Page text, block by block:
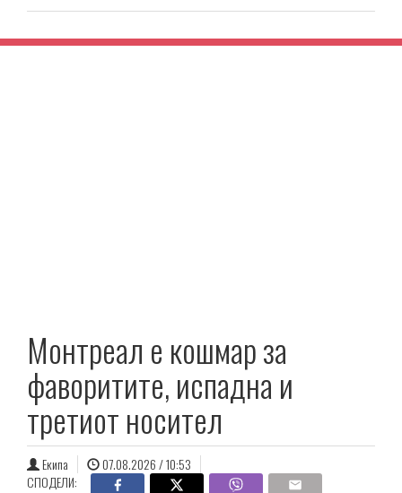
Монтреал е кошмар за
фаворитите, испадна и
третиот носител
Екипа
07.08.2026 / 10:53
СПОДЕЛИ: